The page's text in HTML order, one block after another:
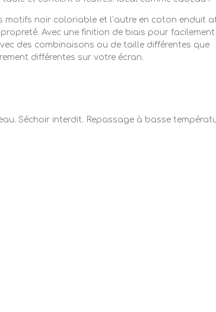
noir coloriable et l’autre en coton enduit
Avec une finition de biais pour facilement
des combinaisons ou de taille différentes que
différentes sur votre écran.
Séchoir interdit. Repassage à basse